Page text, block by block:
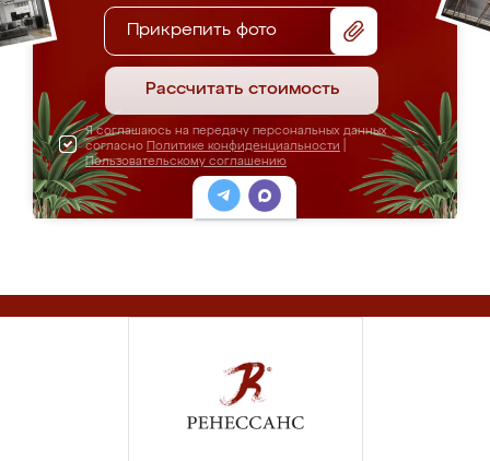
Прикрепить фото
Рассчитать стоимость
Я соглашаюсь на передачу персональных данных
согласно Политике конфиденциальности
Пользовательскому соглашению